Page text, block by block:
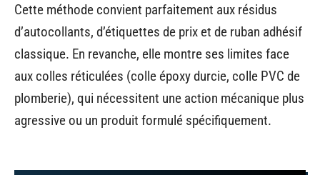
Cette méthode convient parfaitement aux résidus
d’autocollants, d’étiquettes de prix et de ruban adhésif
classique. En revanche, elle montre ses limites face
aux colles réticulées (colle époxy durcie, colle PVC de
plomberie), qui nécessitent une action mécanique plus
agressive ou un produit formulé spécifiquement.